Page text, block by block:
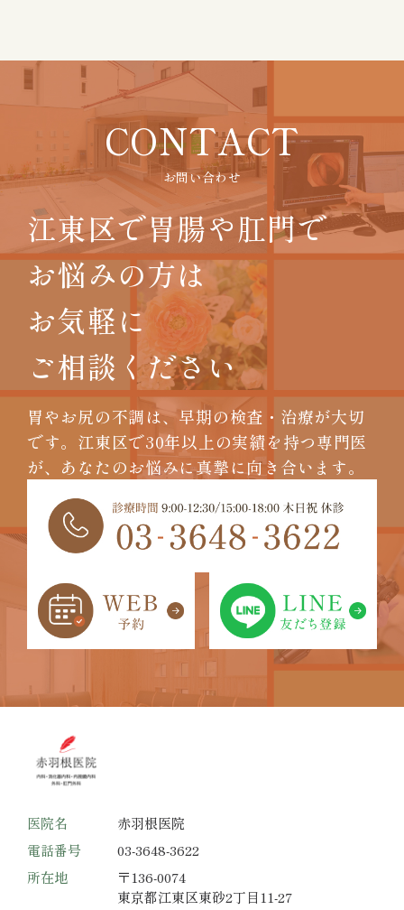
CONTACT
お問い合わせ
江東区で胃腸や肛門で
お悩みの方は
お気軽に
ご相談ください
胃やお尻の不調は、早期の検査・治療が大切
です。 江東区で30年以上の実績を持つ専門医
が、 あなたのお悩みに真摯に向き合います。
医院名
赤羽根医院
電話番号
03-3648-3622
所在地
〒136-0074
東京都江東区東砂2丁目11-27